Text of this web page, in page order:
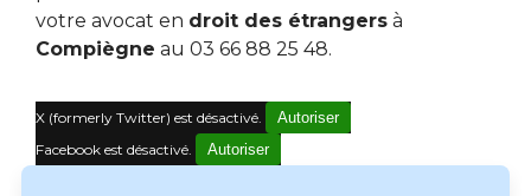
votre avocat en droit des étrangersà
Compiègne au 03 66 88 25 48.
X (formerly Twitter) est désactivé.
Autoriser
Facebook est désactivé.
Autoriser